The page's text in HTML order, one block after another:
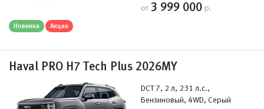
от 3 999 000 р.
Новинка Акция
Haval PRO H7 Tech Plus 2026MY
DCT 7, 2 л, 231 л.с.,
Бензиновый, 4WD, Серый